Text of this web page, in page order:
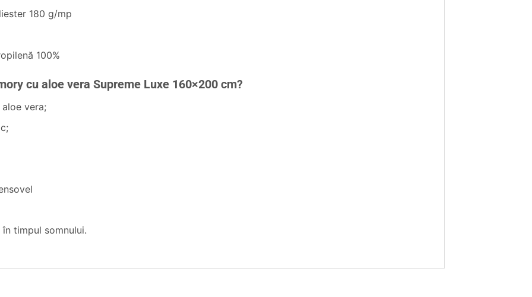
180 g/mp
100%
cu aloe vera Supreme Luxe 160×200 cm?
vera;
timpul somnului.